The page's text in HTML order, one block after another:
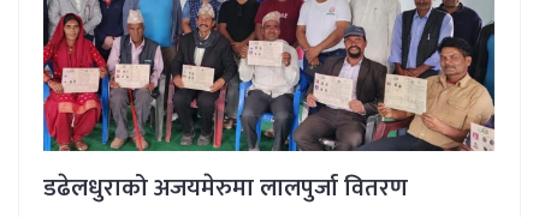
डढेलधुराको अजयमेरुमा लालपुर्जा वितरण